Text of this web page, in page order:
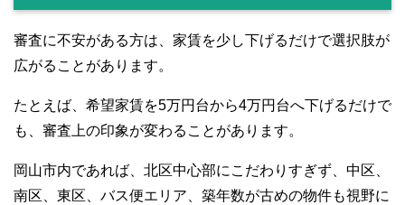
審査に不安がある方は、家賃を少し下げるだけで選択肢が
広がることがあります。
たとえば、希望家賃を5万円台から4万円台へ下げるだけで
も、審査上の印象が変わることがあります。
岡山市内であれば、北区中心部にこだわりすぎず、中区、
南区、東区、バス便エリア、築年数が古めの物件も視野に